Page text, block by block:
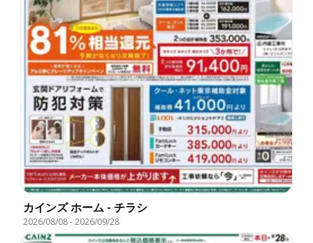
カインズ ホーム - チラシ
2026/08/08-2026/09/28